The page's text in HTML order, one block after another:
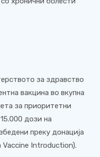
за здравство
вакцина во вкупна
за приоритетни
дози на
преку донација
Introduction).